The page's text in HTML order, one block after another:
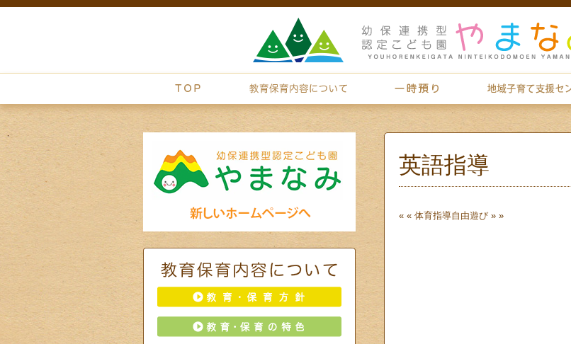
英語指導
« « 体育指導自由遊び » »